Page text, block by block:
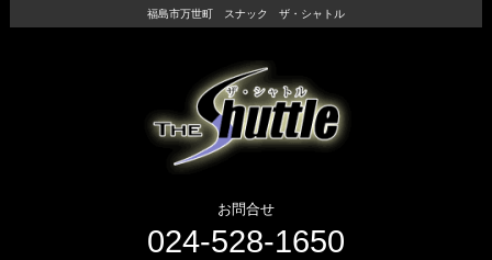
福島市万世町 スナック ザ・シャトル
お問合せ
024-528-1650